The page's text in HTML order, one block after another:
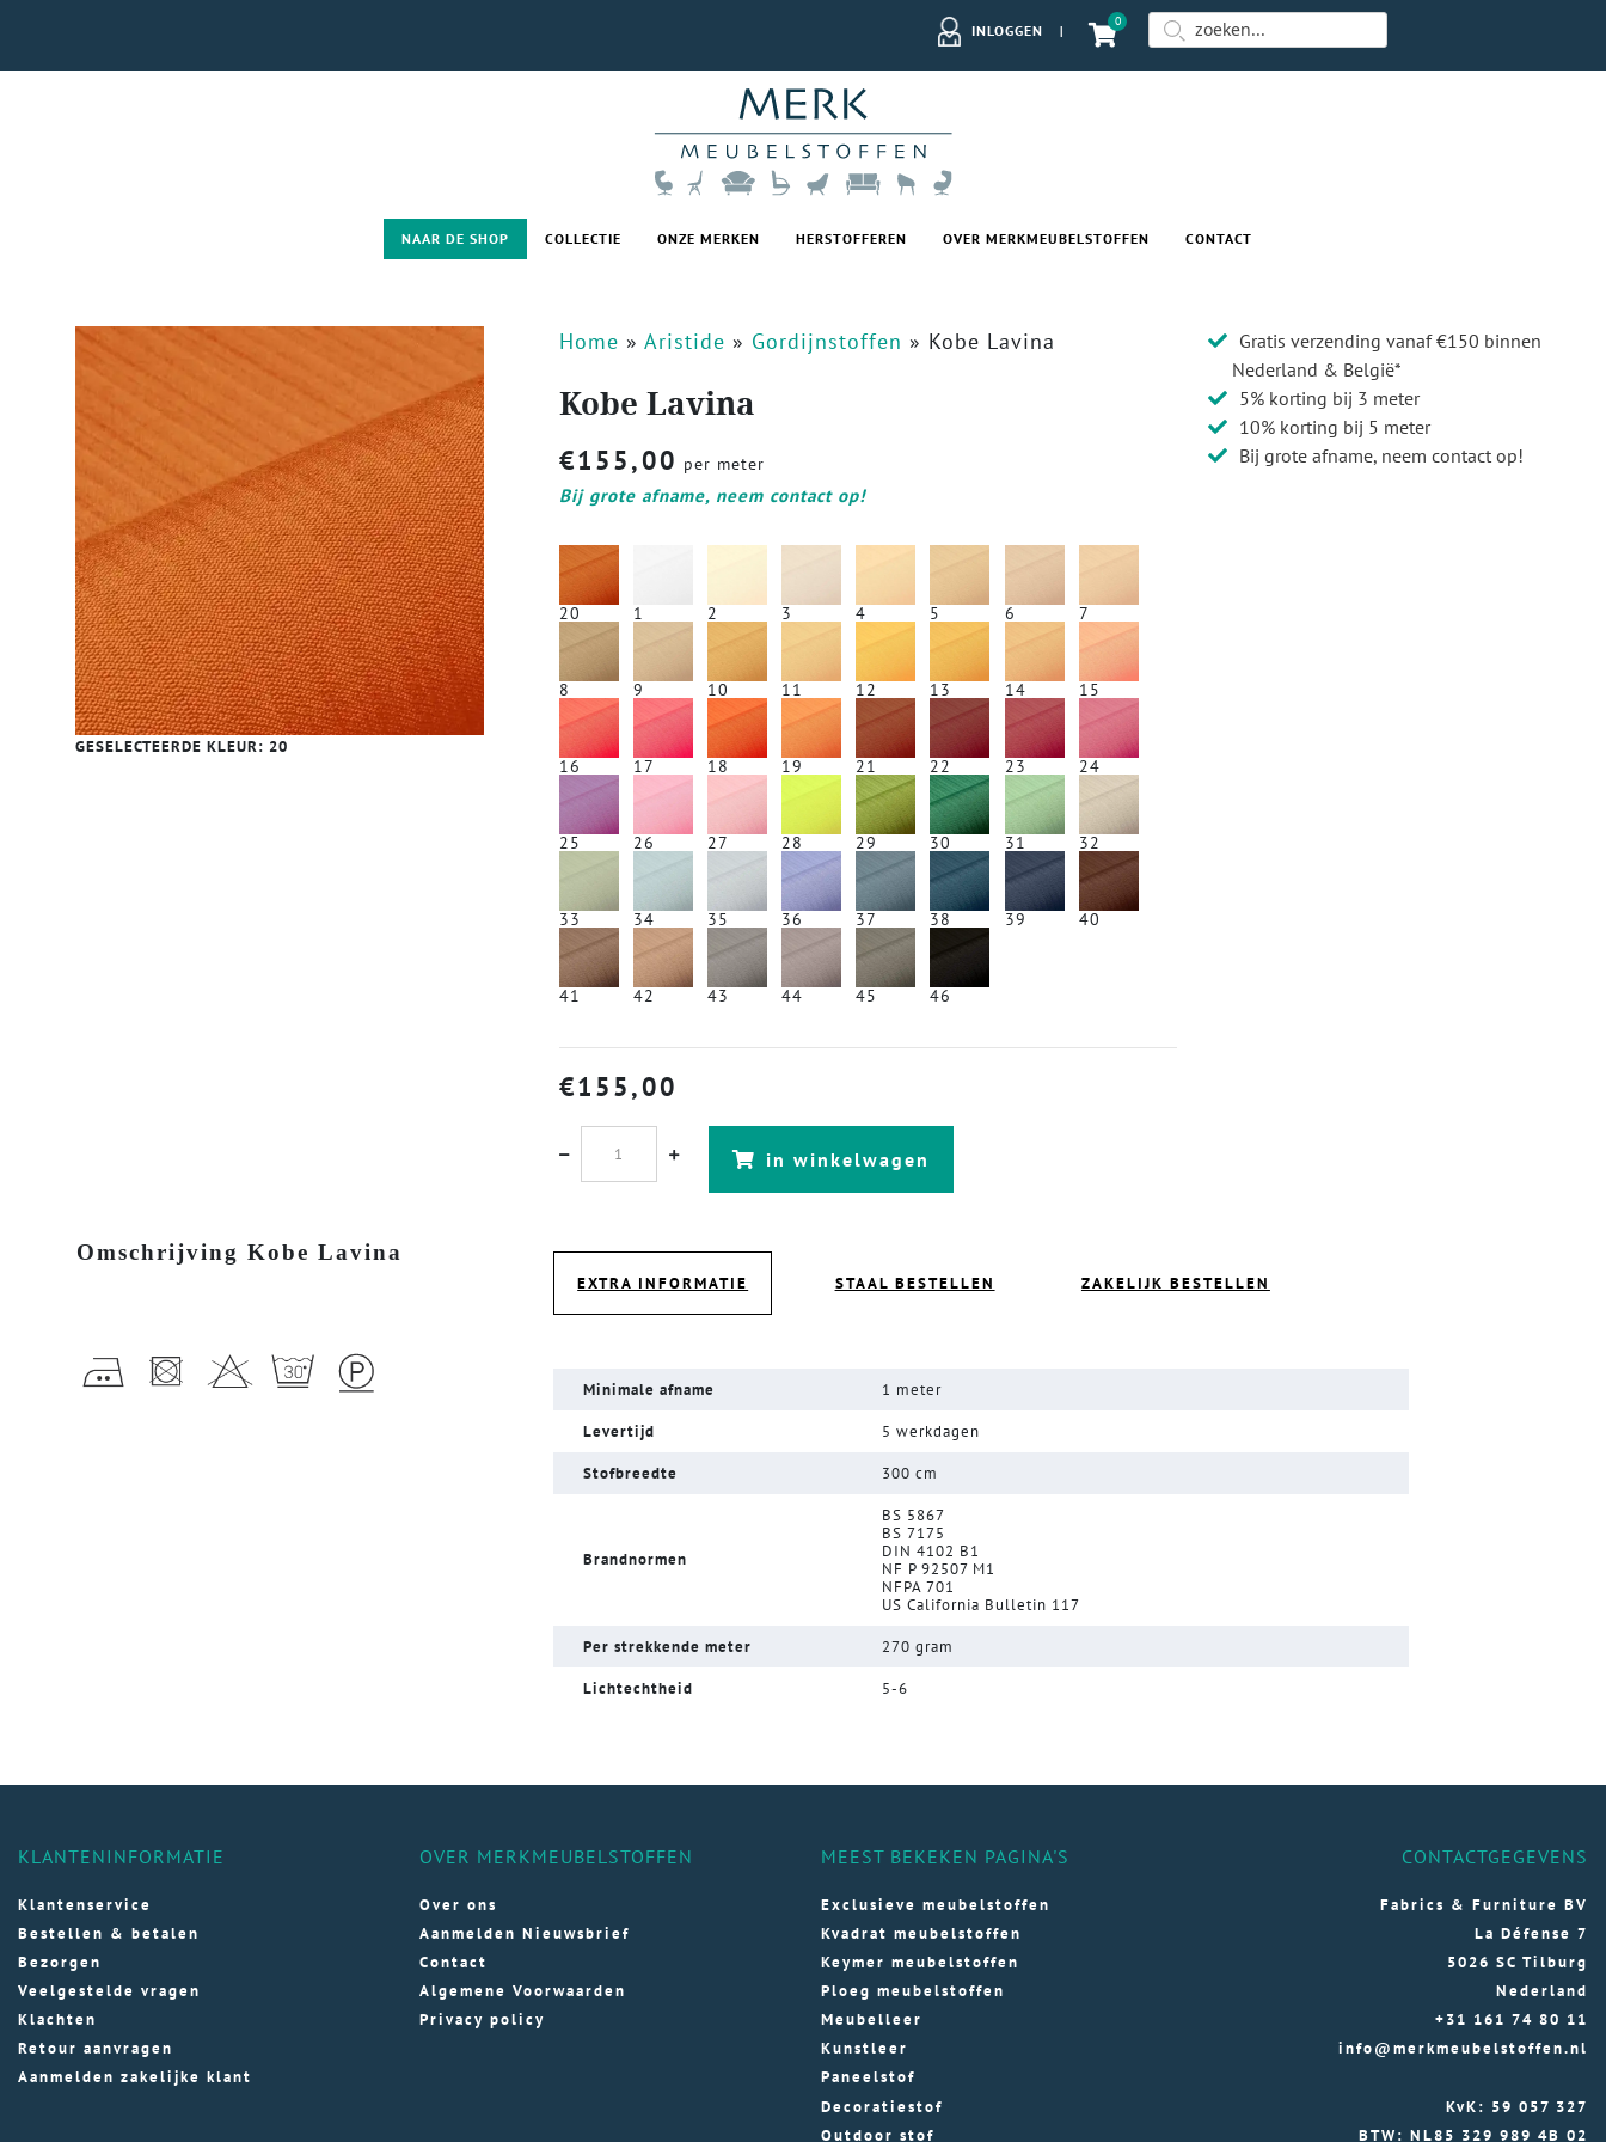
INLOGGEN |
0
NAAR DE SHOP COLLECTIE ONZE MERKEN HERSTOFFEREN OVER MERKMEUBELSTOFFEN CONTACT
GESELECTEERDE KLEUR: 20
Home » Aristide » Gordijnstoffen » Kobe Lavina
Kobe Lavina
€155,00 per meter
Bij grote afname, neem contact op!
20 1 2 3 4 5 6 7
8 9 10 11 12 13 14 15
16 17 18 19 21 22 23 24
25 26 27 28 29 30 31 32
33 34 35 36 37 38 39 40
41 42 43 44 45 46
€155,00
in winkelwagen
Gratis verzending vanaf €150 binnen
Nederland & België*
5% korting bij 3 meter
10% korting bij 5 meter
Bij grote afname, neem contact op!
Omschrijving Kobe Lavina
EXTRA INFORMATIE STAAL BESTELLEN ZAKELIJK BESTELLEN
Minimale afname 1 meter
Levertijd 5 werkdagen
Stofbreedte 300 cm
Brandnormen
BS 5867
BS 7175
DIN 4102 B1
NF P 92507 M1
NFPA 701
US California Bulletin 117
Per strekkende meter 270 gram
Lichtechtheid 5-6
KLANTENINFORMATIE
Klantenservice
Bestellen & betalen
Bezorgen
Veelgestelde vragen
Klachten
Retour aanvragen
Aanmelden zakelijke klant
OVER MERKMEUBELSTOFFEN
Over ons
Aanmelden Nieuwsbrief
Contact
Algemene Voorwaarden
Privacy policy
MEEST BEKEKEN PAGINA'S
Exclusieve meubelstoffen
Kvadrat meubelstoffen
Keymer meubelstoffen
Ploeg meubelstoffen
Meubelleer
Kunstleer
Paneelstof
Decoratiestof
Outdoor stof
CONTACTGEGEVENS
Fabrics & Furniture BV
La Défense 7
5026 SC Tilburg
Nederland
+31 161 74 80 11
info@merkmeubelstoffen.nl
KvK: 59 057 327
BTW: NL85 329 989 4B 02